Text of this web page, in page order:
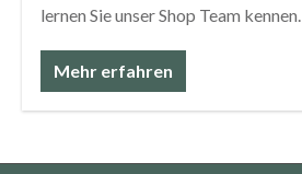
lernen Sie unser Shop Team kennen.
Mehr erfahren